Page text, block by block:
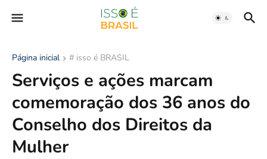
Página inicial # isso é BRASIL
Serviços e ações marcam
comemoração dos 36 anos do
Conselho dos Direitos da
Mulher